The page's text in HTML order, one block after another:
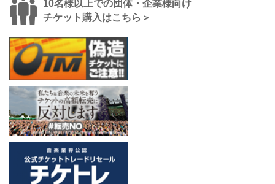
10名様以上での団体・企業様向け
チケット購入はこちら＞